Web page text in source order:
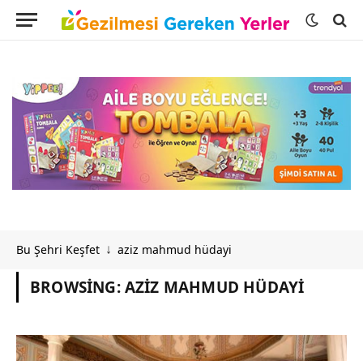
Bu Şehri Keşfet ↓ aziz mahmud hüdayi
BROWSING:AZIZ MAHMUD HÜDAYI